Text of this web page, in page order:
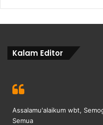
Kalam Editor
Assalamu'alaikum wbt,
Semua